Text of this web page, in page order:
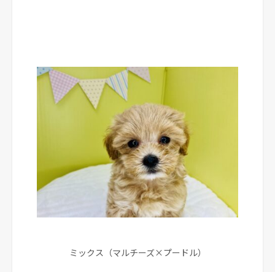
ミックス（マルチーズ×プードル）